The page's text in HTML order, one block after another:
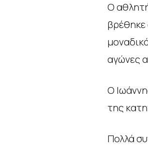
Ο
βρέθηκε
αγώνες
Ο
της
Πολλά